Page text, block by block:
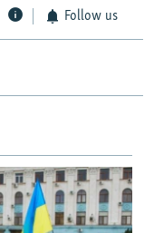
Follow us